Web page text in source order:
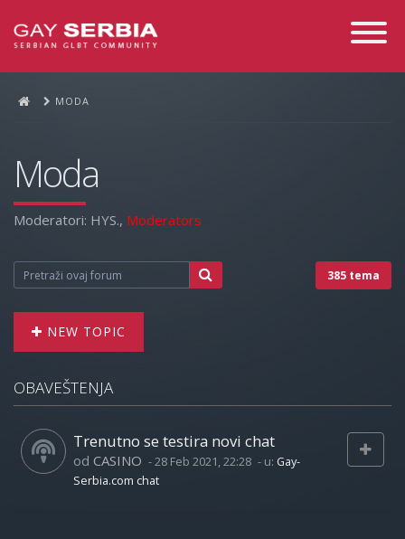
Toggle
MODA
Moda
Moderatori: HYS., Moderators
385 tema
NEW TOPIC
OBAVEŠTENJA
Trenutno se testira novi chat
od CASINO -28 Feb 2021, 22:28 - u: Gay-
Serbia.com chat